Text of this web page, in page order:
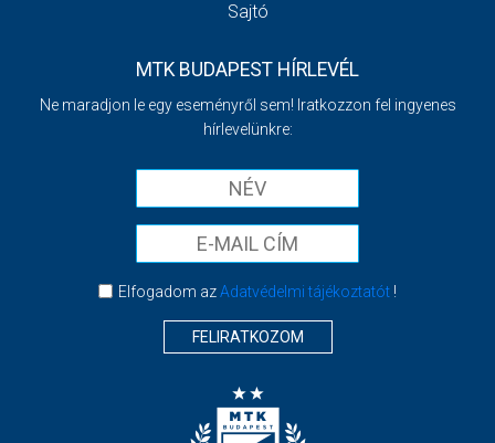
Sajtó
MTK BUDAPEST HÍRLEVÉL
Ne maradjon le egy eseményről sem! Iratkozzon fel ingyenes
hírlevelünkre:
Elfogadom azAdatvédelmi tájékoztatót!
FELIRATKOZOM